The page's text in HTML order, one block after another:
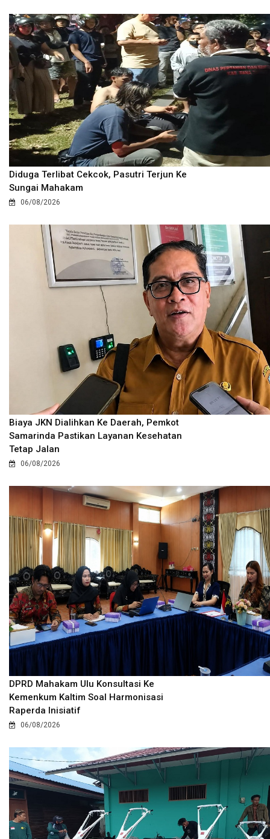
Diduga Terlibat Cekcok, Pasutri Terjun Ke
Sungai Mahakam
06/08/2026
Biaya JKN Dialihkan Ke Daerah, Pemkot
Samarinda Pastikan Layanan Kesehatan
Tetap Jalan
06/08/2026
DPRD Mahakam Ulu Konsultasi Ke
Kemenkum Kaltim Soal Harmonisasi
Raperda Inisiatif
06/08/2026